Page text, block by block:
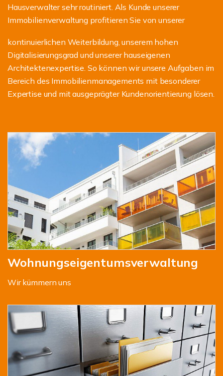
Hausverwalter sehr routiniert. Als Kunde unserer
Immobilienverwaltung profitieren Sie von unserer
kontinuierlichen Weiterbildung, unserem hohen
Digitalisierungsgrad und unserer hauseigenen
Architektenexpertise. So können wir unsere Aufgaben im
Bereich des Immobilienmanagements mit besonderer
Expertise und mit ausgeprägter Kundenorientierung lösen.
Wohnungseigentumsverwaltung
Wir kümmern uns